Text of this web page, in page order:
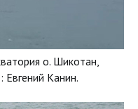
о. Шикотан,
Канин.